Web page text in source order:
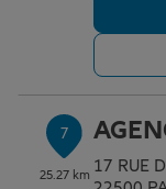
7
25.27 km 17 RUE